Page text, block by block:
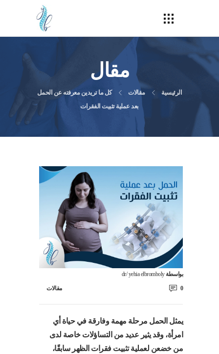
مقال
الرئيسية مقالات
كل ما تريدين معرفته عن الحمل
بعد عملية تثبيت الفقرات
بواسطةdr/ yehia elbromboly
مقالات 0
يمثل الحمل مرحلة مهمة وفارقة في حياة أي
امرأة، وقد يثير عديد من التساؤلات خاصة لدى
من خضعن لعملية تثبيت فقرات الظهر سابقًا،